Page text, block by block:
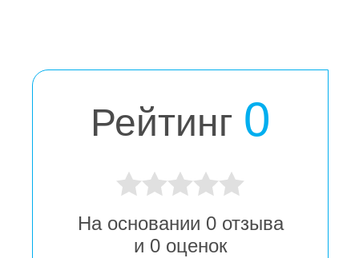
Рейтинг 0
На основании 0отзыва
и 0оценок